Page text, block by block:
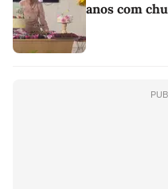
anos com